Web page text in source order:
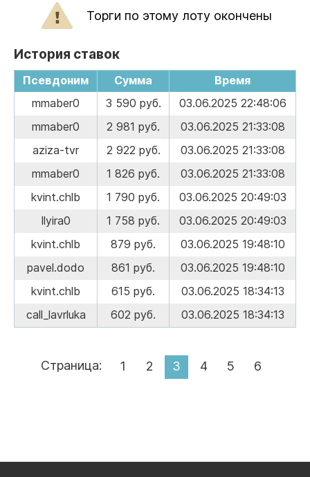
Торги по этому лоту окончены
История ставок
Псевдоним Сумма
Время
mmaber0
3 590 руб.
03.06.2025 22:48:06
mmaber0
2 981 руб.
03.06.2025 21:33:08
aziza-tvr
2 922 руб.
03.06.2025 21:33:08
mmaber0
1 826 руб.
03.06.2025 21:33:08
kvint.chlb
1 790 руб.
03.06.2025 20:49:03
llyira0
1 758 руб.
03.06.2025 20:49:03
kvint.chlb
879 руб.
03.06.2025 19:48:10
pavel.dodo
861 руб.
03.06.2025 19:48:10
kvint.chlb
615 руб.
03.06.2025 18:34:13
call_lavrluka
602 руб. 03.06.2025 18:34:13
Страница: 1 2 3 4 5 6